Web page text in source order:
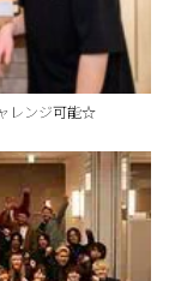
レンジ可能☆